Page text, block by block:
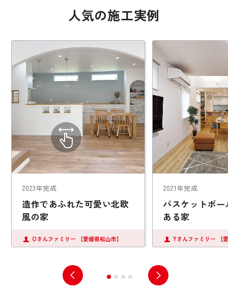
人気の施工実例
2023年完成
造作であふれた可愛い北欧
風の家
Oさんファミリー 【愛媛県松山市】
2021年完成
バスケットボ
ある家
Yさんファミリー 【